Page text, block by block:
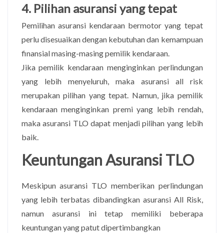
4. Pilihan asuransi yang tepat
Pemilihan asuransi kendaraan bermotor yang tepat
perlu disesuaikan dengan kebutuhan dan kemampuan
finansial masing-masing pemilik kendaraan.
Jika pemilik kendaraan menginginkan perlindungan
yang lebih menyeluruh, maka asuransi all risk
merupakan pilihan yang tepat. Namun, jika pemilik
kendaraan menginginkan premi yang lebih rendah,
maka asuransi TLO dapat menjadi pilihan yang lebih
baik.
Keuntungan Asuransi TLO
Meskipun asuransi TLO memberikan perlindungan
yang lebih terbatas dibandingkan asuransi All Risk,
namun asuransi ini tetap memiliki beberapa
keuntungan yang patut dipertimbangkan